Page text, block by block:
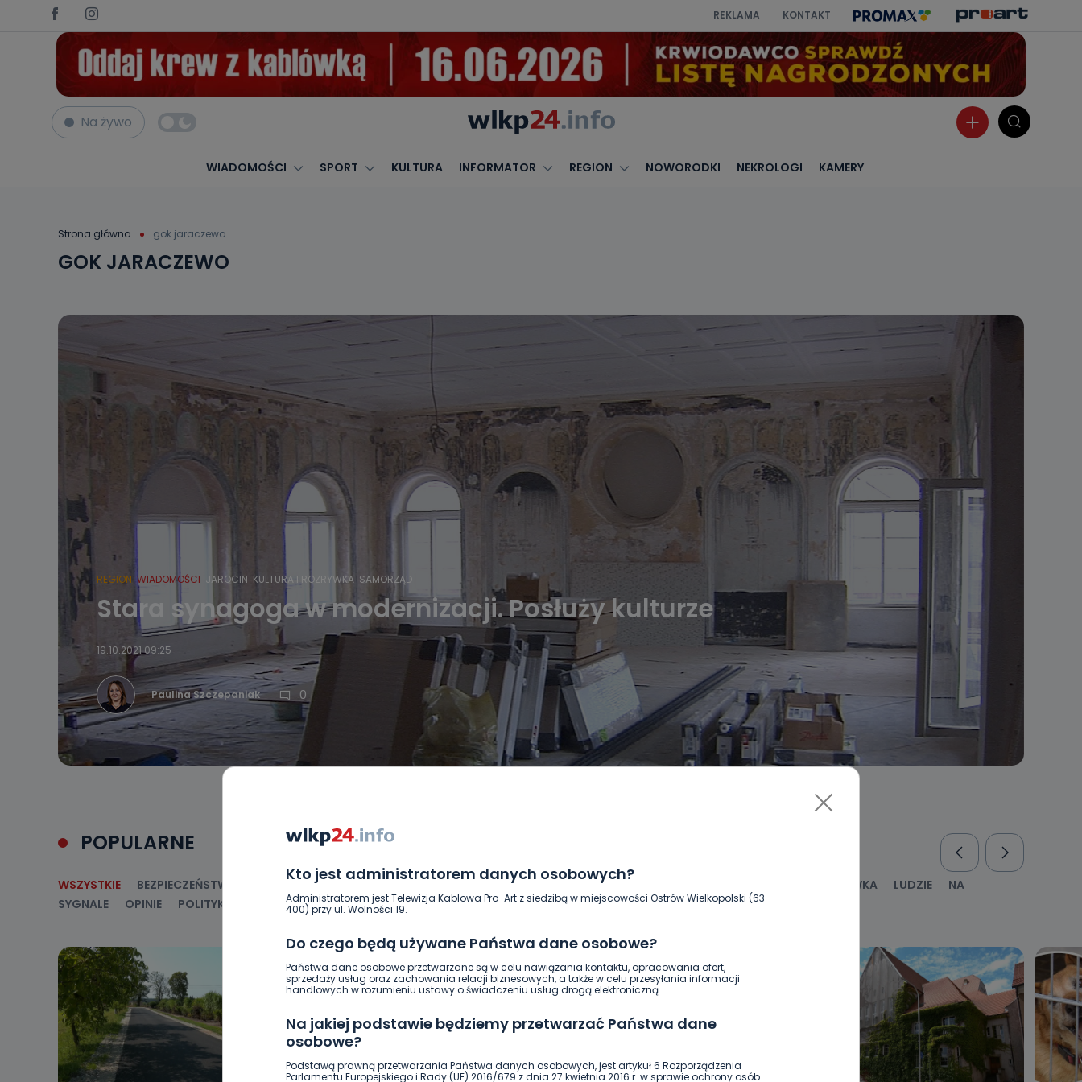
REKLAMA KONTAKT
Na żywo
WIADOMOŚCI SPORT KULTURA INFORMATOR REGION NOWORODKI NEKROLOGI KAMERY
Strona główna gok jaraczewo
Kto jest administratorem danych osobowych?
Administratorem jest Telewizja Kablowa Pro-Art z siedzibą w miejscowości Ostrów Wielkopolski (63-
400) przy ul. Wolności 19.
Do czego będą używane Państwa dane osobowe?
Państwa dane osobowe przetwarzane są w celu nawiązania kontaktu, opracowania ofert,
sprzedaży usług oraz zachowania relacji biznesowych, a także w celu przesyłania informacji
handlowych w rozumieniu ustawy o świadczeniu usług drogą elektroniczną.
Na jakiej podstawie będziemy przetwarzać Państwa dane
osobowe?
Podstawą prawną przetwarzania Państwa danych osobowych, jest artykuł 6 Rozporządzenia
Parlamentu Europejskiego i Rady (UE) 2016/679 z dnia 27 kwietnia 2016 r. w sprawie ochrony osób
GOK JARACZEWO
REGION WIADOMOŚCI JAROCIN KULTURA I ROZRYWKA SAMORZĄD
Stara synagoga w modernizacji. Posłuży kulturze
19.10.2021 09:25
Paulina Szczepaniak 0
POPULARNE
WSZYSTKIE BEZPIECZEŃSTWO CIEKAWOSTKI GOSPODARKA I FINANSE HISTORIA KULTURA I ROZRYWKA LUDZIE
NA
SYGNALE
OPINIE POLITYKA RELIGIA SAMORZĄD ŚRODOWISKO WASZE INFO WSZYSTKICH ŚWIĘTYCH WYWIADY